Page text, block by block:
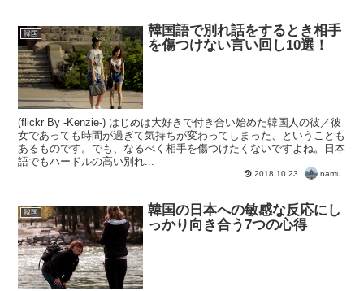
韓国
韓国語で別れ話をするとき相手
を傷つけない言い回し10選！
(flickr By -Kenzie-) はじめは大好きで付き合い始めた韓国人の彼／彼
女であっても時間が過ぎて気持ちが変わってしまった、ということも
あるものです。でも、なるべく相手を傷つけたくないですよね。日本
語でもハードルの高い別れ...
2018.10.23 namu
韓国
韓国の日本への敏感な反応にし
っかり向き合う7つの心得